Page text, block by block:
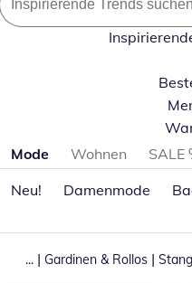
Produktkategorien
Mode Wohnen SALE
Neu!
Damenmode
... | Gardinen & Rollos |